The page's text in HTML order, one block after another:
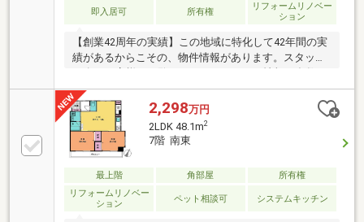
即入居可 所有権
リフォームリノベー
ション
【創業42周年の実績】この地域に特化して42年間の実
績があるからこその、物件情報があります。スタッフ
用意しております。ご案内・詳細な資料のご請求はお
気軽にどうぞ！インターネット、チラシなどに掲載で
きない物件も多数ございます！■朝日土地建物 橋本店
は一戸建てやマンションなど不動産の購入・売却をサ
ポートする橋本駅徒歩2分の不動産会社です。■未公開
でもお気軽にご連絡ください。■キッズスペースもご
用意しております。ＤＶＤ、おもちゃ、絵本などキッ
2,298万円
2LDK 48.1m2
7階 南東
最上階 角部屋
所有権
リフォームリノベー
ション
ペット相談可 システムキッチン